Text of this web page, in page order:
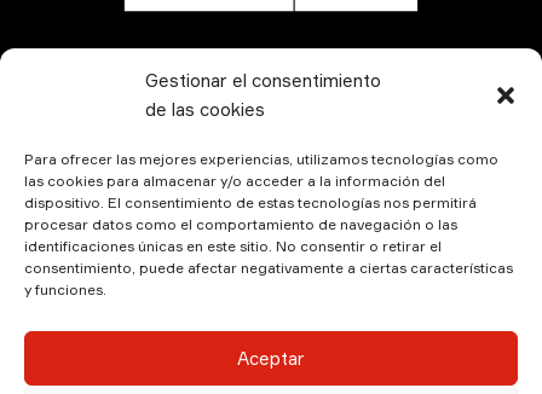
Gestionar el consentimiento
de las cookies
Para ofrecer las mejores experiencias, utilizamos tecnologías como
las cookies para almacenar y/o acceder a la información del
dispositivo. El consentimiento de estas tecnologías nos permitirá
procesar datos como el comportamiento de navegación o las
identificaciones únicas en este sitio. No consentir o retirar el
consentimiento, puede afectar negativamente a ciertas características
y funciones.
Aceptar